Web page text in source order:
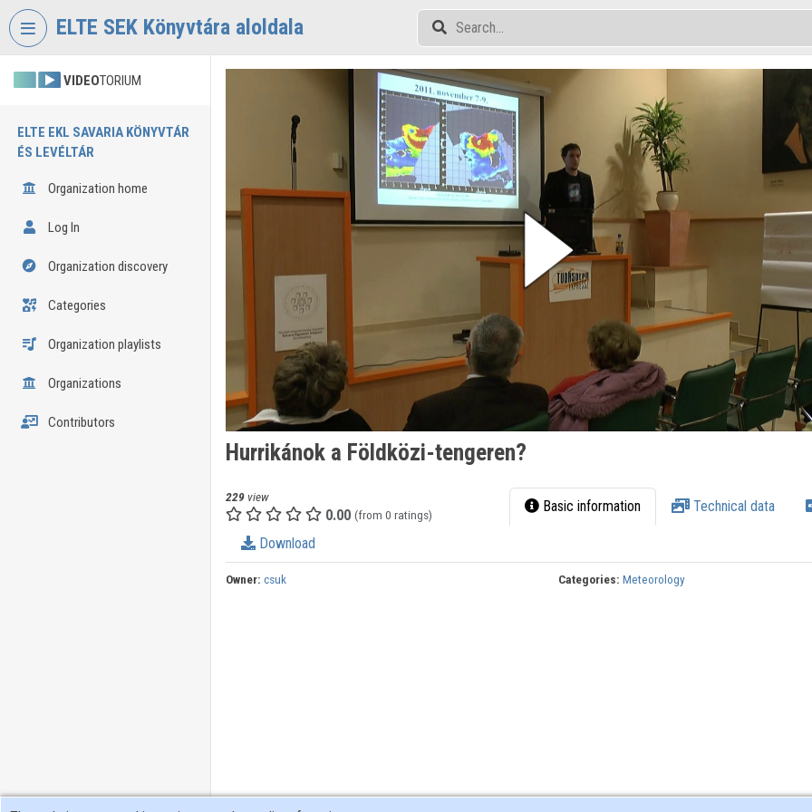
Skip header
ELTE SEK Könyvtára aloldala
VIDEOTORIUM
ELTE EKL SAVARIA KÖNYVTÁR
ÉS LEVÉLTÁR
Organization home
Log In
Organization discovery
Categories
Organization playlists
Organizations
Contributors
Hurrikánok a Földközi-tengeren?
229view
0.00 (from 0 ratings) Basic information Technical data
Download
Owner: csuk Categories: Meteorology